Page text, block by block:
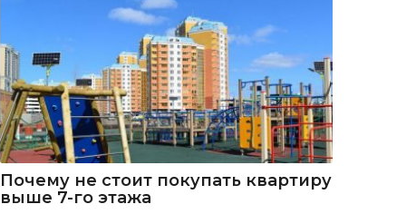
Почему не стоит покупать квартиру
выше 7-го этажа